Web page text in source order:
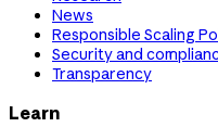
News
Responsible Scaling
Security and
Transparency
Learn